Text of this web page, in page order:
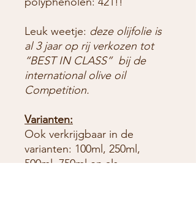
Leuk weetje: deze olijfolie is
al 3 jaar op rij verkozen tot
“BEST IN CLASS” bij de
international olive oil
Competition.
Varianten:
Ook verkrijgbaar in de
varianten: 100ml, 250ml,
500ml, 750ml en als